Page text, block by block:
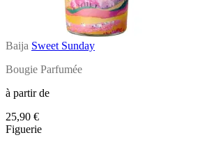
Baija Sweet Sunday
Bougie Parfumée
à partir de
25,90 €
Figuerie